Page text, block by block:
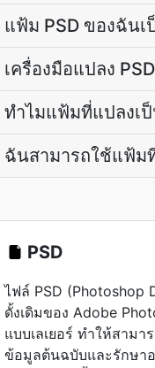
แฟ้ม PSD ของฉัน
เครื่องมือแปลง
ทำไมแฟ้มที่แปลงเป็
ฉันสามารถใช้แฟ้ม
PSD
ไฟล์ PSD (Photoshop
ดั้งเดิมของ Adobe
แบบเลเยอร์ ทำให้สามา
ข้อมูลต้นฉบับและรักษา